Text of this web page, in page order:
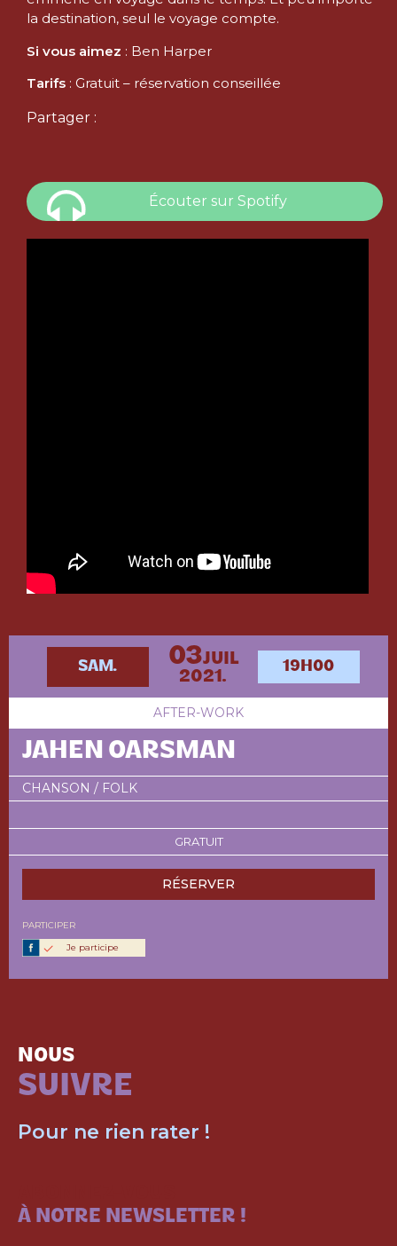
la destination, seul le voyage compte.
Si vous aimez : Ben Harper
Tarifs : Gratuit – réservation conseillée
Partager :
Écouter sur Spotify
SAM. 03JUIL
2021.
19H00
AFTER-WORK
JAHEN OARSMAN
CHANSON / FOLK
GRATUIT
RÉSERVER
PARTICIPER
Je participe
NOUS
SUIVRE
Pour ne rien rater !
À NOTRE NEWSLETTER !